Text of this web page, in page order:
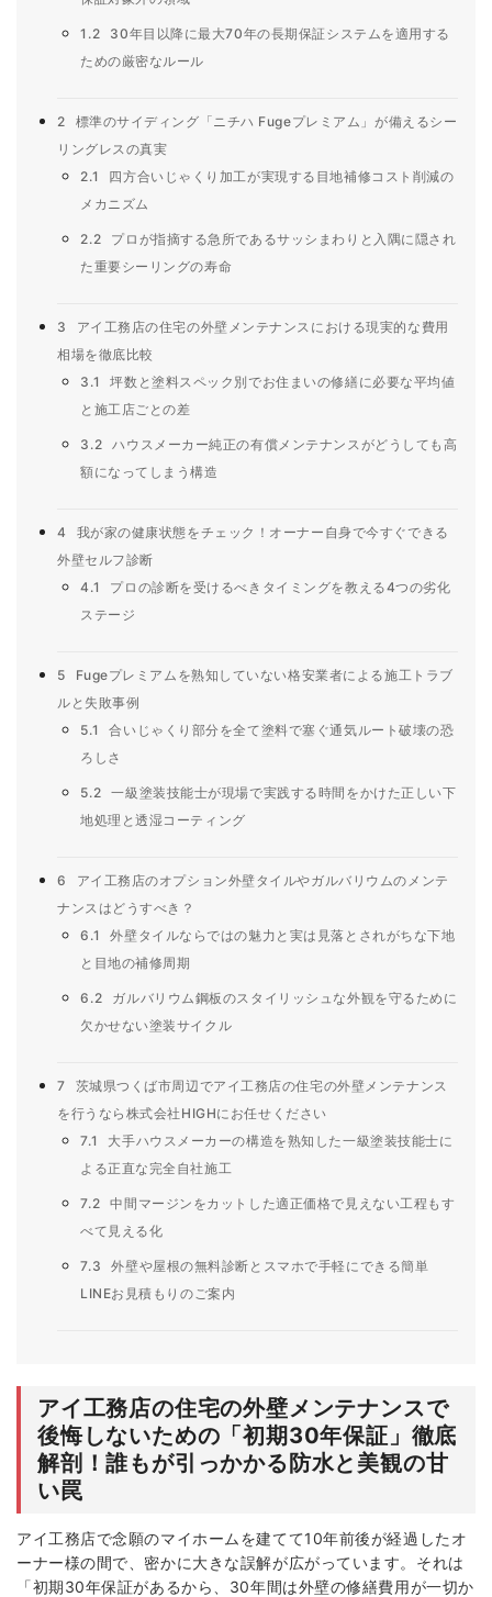
1.2
30年目以降に最大70年の長期保証システムを適用する
ための厳密なルール
2
標準のサイディング「ニチハ Fugeプレミアム」が備えるシー
リングレスの真実
2.1
四方合いじゃくり加工が実現する目地補修コスト削減の
メカニズム
2.2
プロが指摘する急所であるサッシまわりと入隅に隠され
た重要シーリングの寿命
3
アイ工務店の住宅の外壁メンテナンスにおける現実的な費用
相場を徹底比較
3.1
坪数と塗料スペック別でお住まいの修繕に必要な平均値
と施工店ごとの差
3.2 ハウスメーカー純正の有償メンテナンスがどうしても高
額になってしまう構造
4
我が家の健康状態をチェック！オーナー自身で今すぐできる
外壁セルフ診断
4.1
プロの診断を受けるべきタイミングを教える4つの劣化
ステージ
5
Fugeプレミアムを熟知していない格安業者による施工トラブ
ルと失敗事例
5.1
合いじゃくり部分を全て塗料で塞ぐ通気ルート破壊の恐
ろしさ
5.2 一級塗装技能士が現場で実践する時間をかけた正しい下
地処理と透湿コーティング
6
アイ工務店のオプション外壁タイルやガルバリウムのメンテ
ナンスはどうすべき？
6.1
外壁タイルならではの魅力と実は見落とされがちな下地
と目地の補修周期
6.2
ガルバリウム鋼板のスタイリッシュな外観を守るために
欠かせない塗装サイクル
7
茨城県つくば市周辺でアイ工務店の住宅の外壁メンテナンス
を行うなら株式会社HIGHにお任せください
7.1
大手ハウスメーカーの構造を熟知した一級塗装技能士に
よる正直な完全自社施工
7.2 中間マージンをカットした適正価格で見えない工程もす
べて見える化
7.3
外壁や屋根の無料診断とスマホで手軽にできる簡単
LINEお見積もりのご案内
アイ工務店の住宅の外壁メンテナンスで
後悔しないための「初期30年保証」徹底
解剖！誰もが引っかかる防水と美観の甘
い罠
アイ工務店で念願のマイホームを建てて10年前後が経過したオ
ーナー様の間で、密かに大きな誤解が広がっています。それは
「初期30年保証があるから、30年間は外壁の修繕費用が一切か